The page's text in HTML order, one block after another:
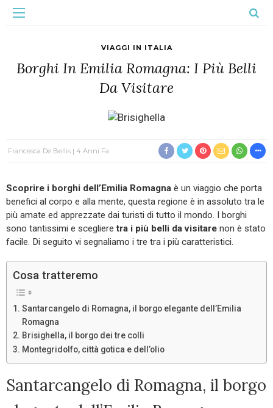
VIAGGI IN ITALIA
Borghi In Emilia Romagna: I Più Belli
Da Visitare
Francesca De Bellis 4 Anni Fa
Scoprire i borghi dell’Emilia Romagna è un viaggio che porta
benefici al corpo e alla mente, questa regione è in assoluto tra le
più amate ed apprezzate dai turisti di tutto il mondo. I borghi
sono tantissimi e sceglieretra i più belli da visitare non è stato
facile. Di seguito vi segnaliamo i tre tra i più caratteristici.
Cosa tratteremo
Santarcangelo di Romagna, il borgo elegante dell’Emilia
Romagna
Brisighella, il borgo dei tre colli
Montegridolfo, città gotica e dell’olio
Santarcangelo di Romagna, il borgo